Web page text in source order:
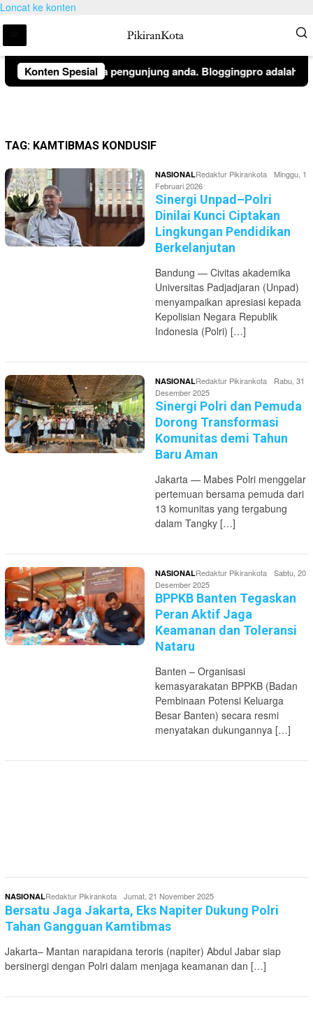
Loncat ke konten
Konten Spesialkepada pengunjung anda. Bloggingpro adalah
TAG: KAMTIBMAS KONDUSIF
NASIONALRedaktur Pikirankota
Minggu, 1
Februari 2026
Sinergi Unpad–Polri
Dinilai Kunci Ciptakan
Lingkungan Pendidikan
Berkelanjutan
Bandung — Civitas akademika
Universitas Padjadjaran (Unpad)
menyampaikan apresiasi kepada
Kepolisian Negara Republik
Indonesia (Polri) […]
NASIONALRedaktur Pikirankota
Rabu, 31
Desember 2025
Sinergi Polri dan Pemuda
Dorong Transformasi
Komunitas demi Tahun
Baru Aman
Jakarta — Mabes Polri menggelar
pertemuan bersama pemuda dari
13 komunitas yang tergabung
dalam Tangky […]
NASIONALRedaktur Pikirankota
Sabtu, 20
Desember 2025
BPPKB Banten Tegaskan
Peran Aktif Jaga
Keamanan dan Toleransi
Nataru
Banten – Organisasi
kemasyarakatan BPPKB (Badan
Pembinaan Potensi Keluarga
Besar Banten) secara resmi
menyatakan dukungannya […]
NASIONALRedaktur Pikirankota Jumat, 21 November 2025
Bersatu Jaga Jakarta, Eks Napiter Dukung Polri
Tahan Gangguan Kamtibmas
Jakarta– Mantan narapidana teroris (napiter) Abdul Jabar siap
bersinergi dengan Polri dalam menjaga keamanan dan […]